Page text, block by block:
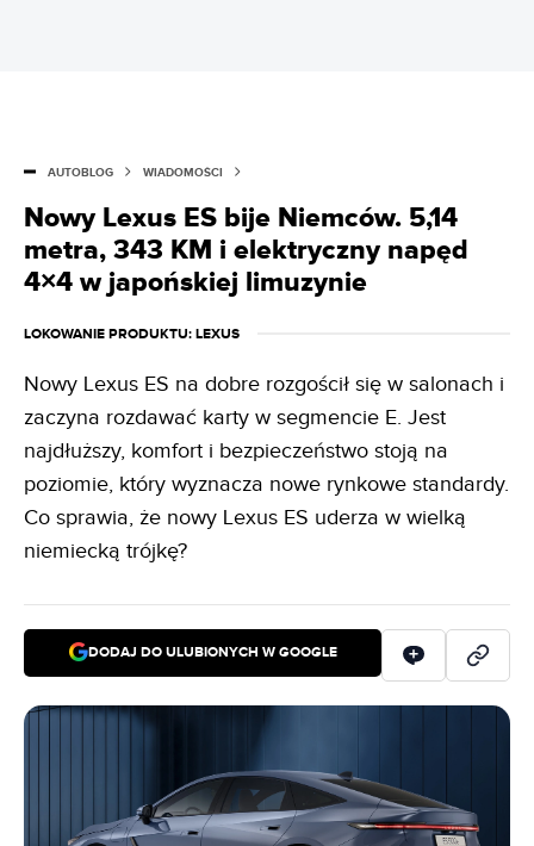
AUTOBLOG WIADOMOŚCI
Nowy Lexus ES bije Niemców. 5,14
metra, 343 KM i elektryczny napęd
4×4 w japońskiej limuzynie
LOKOWANIE PRODUKTU: LEXUS
Nowy Lexus ES na dobre rozgościł się w salonach i
zaczyna rozdawać karty w segmencie E. Jest
najdłuższy, komfort i bezpieczeństwo stoją na
poziomie, który wyznacza nowe rynkowe standardy.
Co sprawia, że nowy Lexus ES uderza w wielką
niemiecką trójkę?
DODAJ DO ULUBIONYCH W GOOGLE